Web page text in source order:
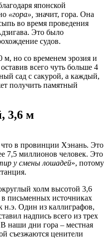
японской
«гора», значит, гора. Она
во время проведения
Это было
судов.
м, но со временем эрозия и
всего чуть больше 4
сад с сакурой, а каждый,
получить памятный
3,6 м
в провинции Хэнань. Это
7,5 миллионов человек. Это
у смены лошадей», потому
холм высотой 3,6
в письменных источниках
н.э. Один из каллиграфов,
надпись всего из трех
наши дни гора – местная
съезжаются ценители